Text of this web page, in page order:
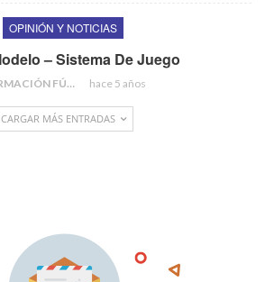
OPINIÓN Y NOTICIAS
– Sistema De Juego
FORMACIÓN FÚTBOL hace 5 años
CARGAR MÁS ENTRADAS